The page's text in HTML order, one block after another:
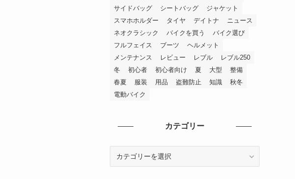
サイドバッグ
シートバッグ
ジャケット
スマホホルダー
タイヤ デイトナ
ニュース
ネオクラシック
バイクを買う
バイク選び
フルフェイス
ブーツ
ヘルメット
メンテナンス
レビュー レブル
レブル250
冬
初心者 初心者向け 夏 大型
整備
春夏
服装 用品 盗難防止 知識
秋冬
電動バイク
カテゴリー